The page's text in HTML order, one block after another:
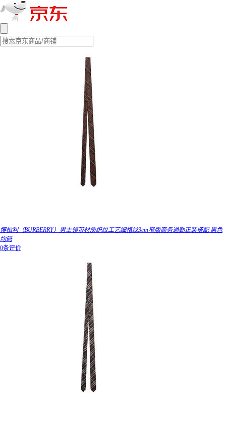
博柏利（BURBERRY）男士领带材质织纹工艺细格纹3cm窄版商务通勤正装搭配 黑色
均码
0条评价